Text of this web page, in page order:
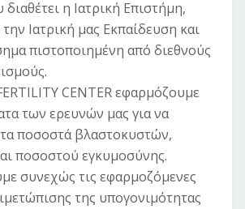
η Ιατρική Επιστήμη,
Ιατρική μας Εκπαίδευση και
πιστοποιημένη από διεθνούς
CENTER εφαρμόζουμε
των ερευνών μας για να
ποσοστά βλαστοκυστών,
ποσοστού εγκυμοσύνης.
συνεχώς τις εφαρμοζόμενες
της υπογονιμότητας